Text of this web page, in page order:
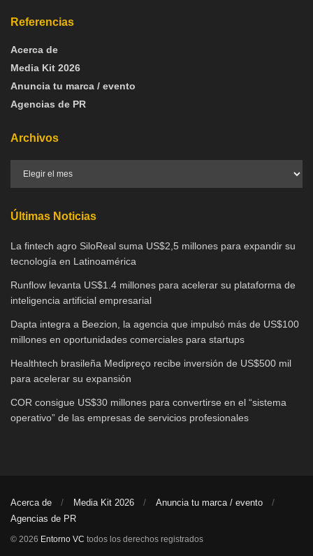
Referencias
Acerca de
Media Kit 2026
Anuncia tu marca / evento
Agencias de PR
Archivos
Últimas Noticias
La fintech agro SiloReal suma US$2,5 millones para expandir su
tecnología en Latinoamérica
Runflow levanta US$1.4 millones para acelerar su plataforma de
inteligencia artificial empresarial
Dapta integra a Beezion, la agencia que impulsó más de US$100
millones en oportunidades comerciales para startups
Healthtech brasileña Medipreço recibe inversión de US$500 mil
para acelerar su expansión
COR consigue US$30 millones para convertirse en el “sistema
operativo” de las empresas de servicios profesionales
Acerca de Media Kit 2026
Anuncia tu marca / evento
Agencias de PR
© 2026 Entorno VC todos los derechos registrados